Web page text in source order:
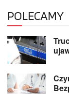
POLECAMY